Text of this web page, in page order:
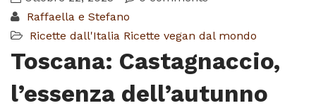
Raffaella e Stefano
Ricette dall'Italia Ricette vegan dal mondo
Toscana: Castagnaccio,
l’essenza dell’autunno